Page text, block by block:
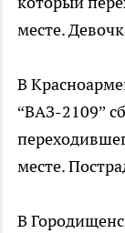
месте.
В
“ВАЗ-2109”
месте.
В